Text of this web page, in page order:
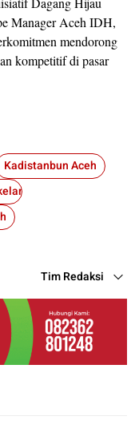
Manager Aceh IDH,
mendorong
kompetitif di pasar
Kadistanbun Aceh
Tim Redaksi